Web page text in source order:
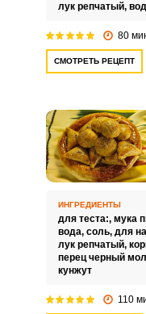
лук репчатый,
80
СМОТРЕТЬ РЕЦЕПТ
ИНГРЕДИЕНТЫ
для теста:, мука
вода, соль, для
лук репчатый,
перец черный
кунжут
110